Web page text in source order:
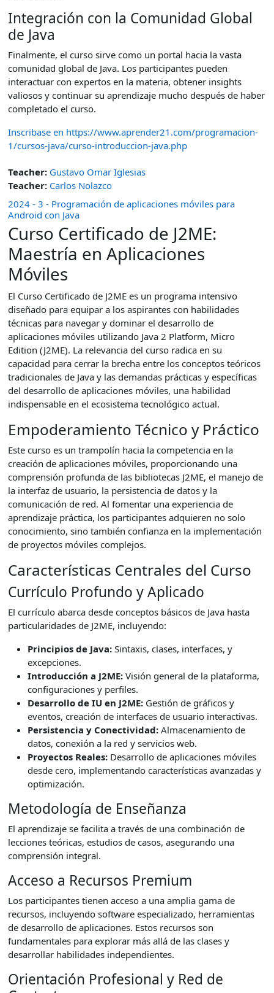
Integración con la Comunidad Global
de Java
Finalmente, el curso sirve como un portal hacia la vasta
comunidad global de Java. Los participantes pueden
interactuar con expertos en la materia, obtener insights
valiosos y continuar su aprendizaje mucho después de haber
completado el curso.
Inscribase en https://www.aprender21.com/programacion-
1/cursos-java/curso-introduccion-java.php
Teacher: Gustavo Omar Iglesias
Teacher: Carlos Nolazco
2024 - 3 - Programación de aplicaciones móviles para
Android con Java
Curso Certificado de J2ME:
Maestría en Aplicaciones
Móviles
El Curso Certificado de J2ME es un programa intensivo
diseñado para equipar a los aspirantes con habilidades
técnicas para navegar y dominar el desarrollo de
aplicaciones móviles utilizando Java 2 Platform, Micro
Edition (J2ME). La relevancia del curso radica en su
capacidad para cerrar la brecha entre los conceptos teóricos
tradicionales de Java y las demandas prácticas y específicas
del desarrollo de aplicaciones móviles, una habilidad
indispensable en el ecosistema tecnológico actual.
Empoderamiento Técnico y Práctico
Este curso es un trampolín hacia la competencia en la
creación de aplicaciones móviles, proporcionando una
comprensión profunda de las bibliotecas J2ME, el manejo de
la interfaz de usuario, la persistencia de datos y la
comunicación de red. Al fomentar una experiencia de
aprendizaje práctica, los participantes adquieren no solo
conocimiento, sino también confianza en la implementación
de proyectos móviles complejos.
Características Centrales del Curso
Currículo Profundo y Aplicado
El currículo abarca desde conceptos básicos de Java hasta
particularidades de J2ME, incluyendo:
Principios de Java: Sintaxis, clases, interfaces, y
excepciones.
Introducción a J2ME: Visión general de la plataforma,
configuraciones y perfiles.
Desarrollo de IU en J2ME: Gestión de gráficos y
eventos, creación de interfaces de usuario interactivas.
Persistencia y Conectividad: Almacenamiento de
datos, conexión a la red y servicios web.
Proyectos Reales: Desarrollo de aplicaciones móviles
desde cero, implementando características avanzadas y
optimización.
Metodología de Enseñanza
El aprendizaje se facilita a través de una combinación de
lecciones teóricas, estudios de casos, asegurando una
comprensión integral.
Acceso a Recursos Premium
Los participantes tienen acceso a una amplia gama de
recursos, incluyendo software especializado, herramientas
de desarrollo de aplicaciones. Estos recursos son
fundamentales para explorar más allá de las clases y
desarrollar habilidades independientes.
Orientación Profesional y Red de